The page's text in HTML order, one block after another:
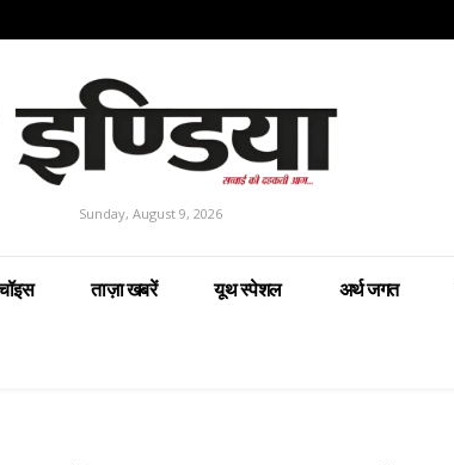
Sunday, August 9, 2026
ताज़ा खबरें यूथ स्पेशल अर्थ जगत